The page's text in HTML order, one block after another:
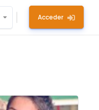
Acceder